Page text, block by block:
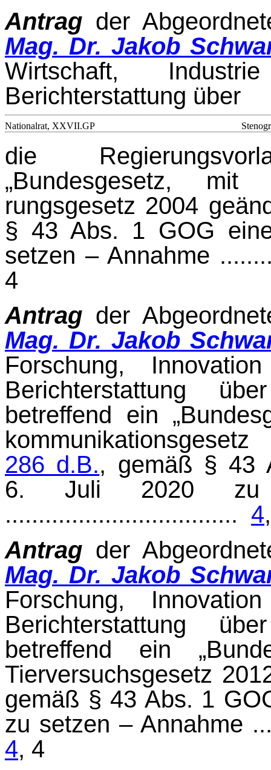
Antrag der
Mag. Dr. Jakob
Wirtschaft,
Berichterstattung über
Nationalrat, XXVII.GP
die
„Bundesgesetz,
rungsgesetz 2004
§ 43 Abs. 1 GOG
setzen – Annahme
4
Antrag der
Mag. Dr. Jakob
Forschung,
Berichterstat­tung
betreffend ein
286 d.B., gemäß § 43
6. Juli 2020 zu
................................... 4
Antrag der
Mag. Dr. Jakob
Forschung,
Berichterstat­tung
betreffend ein
Tierversuchsgesetz
gemäß § 43 Abs. 1
zu setzen – Annahme
4, 4